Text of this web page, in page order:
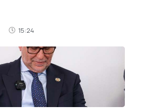
15:24